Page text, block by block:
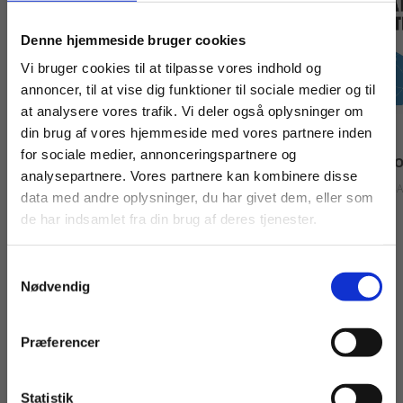
Denne hjemmeside bruger cookies
Vi bruger cookies til at tilpasse vores indhold og
annoncer, til at vise dig funktioner til sociale medier og til
at analysere vores trafik. Vi deler også oplysninger om
din brug af vores hjemmeside med vores partnere inden
for sociale medier, annonceringspartnere og
analysepartnere. Vores partnere kan kombinere disse
data med andre oplysninger, du har givet dem, eller som
de har indsamlet fra din brug af deres tjenester.
Nødvendig
Præferencer
Statistik
Bog
Teknisk tegning - Opgaver 1
Poul-Arne Callesen
145,00 KR.
Bog
Teknisk tegning -
125,00 KR.
Køb læremidler og find masterclasses mm.
Fortsæt som:
For privatkunder og
studerende. Du får
vist priser inkl.
For institutioner og
virksomheder. Du
får vist priser ekskl.